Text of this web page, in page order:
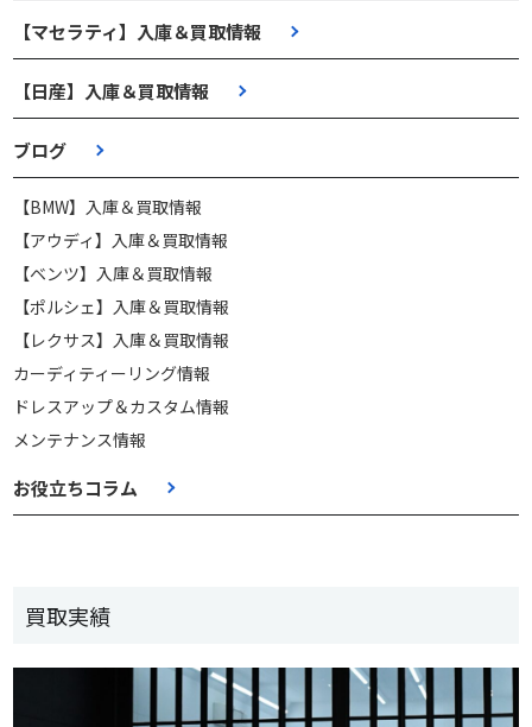
【マセラティ】入庫＆買取情報
【日産】入庫＆買取情報
ブログ
【BMW】入庫＆買取情報
【アウディ】入庫＆買取情報
【ベンツ】入庫＆買取情報
【ポルシェ】入庫＆買取情報
【レクサス】入庫＆買取情報
カーディティーリング情報
ドレスアップ＆カスタム情報
メンテナンス情報
お役立ちコラム
買取実績